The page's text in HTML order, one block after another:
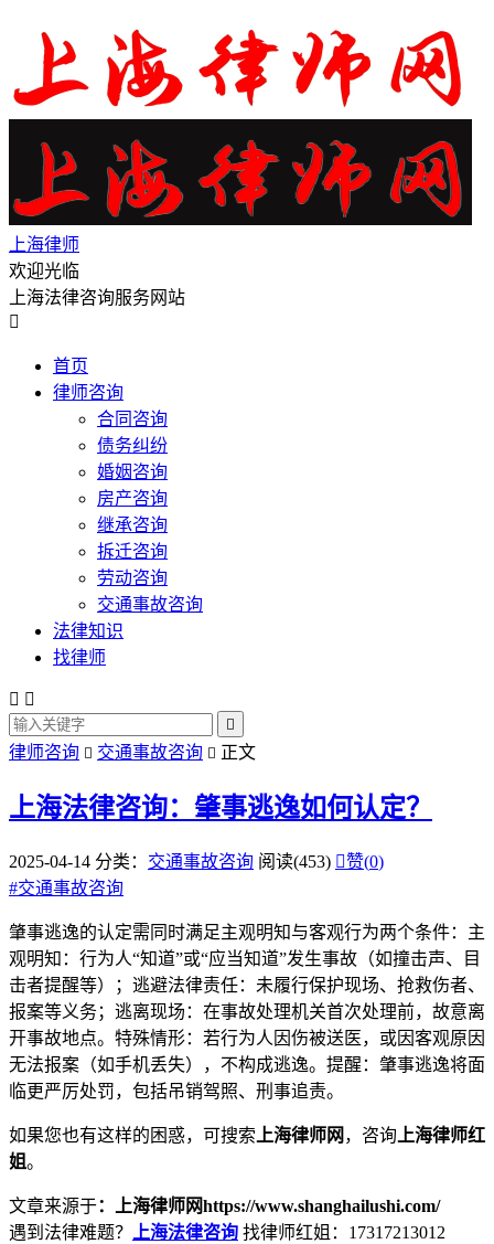
上海律师
欢迎光临
上海法律咨询服务网站

首页
律师咨询
合同咨询
债务纠纷
婚姻咨询
房产咨询
继承咨询
拆迁咨询
劳动咨询
交通事故咨询
法律知识
找律师
 

律师咨询  交通事故咨询  正文
上海法律咨询：肇事逃逸如何认定？
2025-04-14 分类： 交通事故咨询 阅读(453) 赞(0)
#交通事故咨询
肇事逃逸的认定需同时满足主观明知与客观行为两个条件：主
观明知：行为人“知道”或“应当知道”发生事故（如撞击声、目
击者提醒等）；逃避法律责任：未履行保护现场、抢救伤者、
报案等义务；逃离现场：在事故处理机关首次处理前，故意离
开事故地点。特殊情形：若行为人因伤被送医，或因客观原因
无法报案（如手机丢失），不构成逃逸。提醒：肇事逃逸将面
临更严厉处罚，包括吊销驾照、刑事追责。
如果您也有这样的困惑，可搜索 上海律师网 ，咨询 上海律师红
姐。
文章来源于：上海律师网https://www.shanghailushi.com/
遇到法律难题？
上海法律咨询 找律师红姐：17317213012